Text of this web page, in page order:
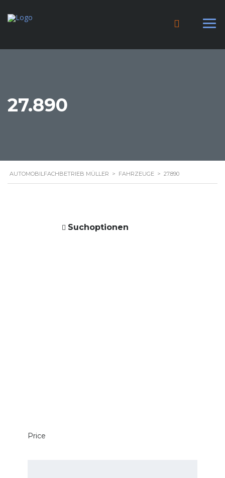
27.890
AUTOMOBILFACHBETRIEB MÜLLER > FAHRZEUGE > 27.890
Suchoptionen
Price